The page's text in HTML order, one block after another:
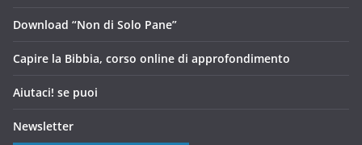
Download “Non di Solo Pane”
Capire la Bibbia, corso online di approfondimento
Aiutaci! se puoi
Newsletter